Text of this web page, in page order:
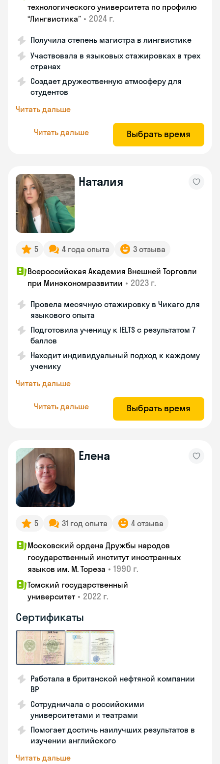
технологического университета по профилю
“Лингвистика” • 2024 г.
Получила степень магистра в лингвистике
Участвовала в языковых стажировках в трех
странах
Создает дружественную атмосферу для
студентов
Читать дальше
Читать дальше Выбрать время
Наталия
5 4 года опыта 3 отзыва
Всероссийская Академия Внешней Торговли
при Минэкономразвитии • 2023 г.
Провела месячную стажировку в Чикаго для
языкового опыта
Подготовила ученицу к IELTS с результатом 7
баллов
Находит индивидуальный подход к каждому
ученику
Читать дальше
Читать дальше Выбрать время
Елена
5 31 год опыта 4 отзыва
Московский ордена Дружбы народов
государственный институт иностранных
языков им. М. Тореза • 1990 г.
Томский государственный
университет • 2022 г.
Сертификаты
Работала в британской нефтяной компании
ВР
Сотрудничала с российскими
университетами и театрами
Помогает достичь наилучших результатов в
изучении английского
Читать дальше